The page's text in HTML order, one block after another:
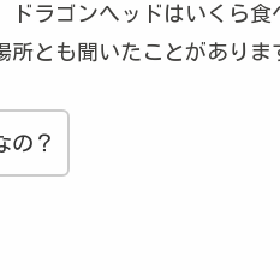
ドラゴンヘッドはいくら
とも聞いたことがありま
の？